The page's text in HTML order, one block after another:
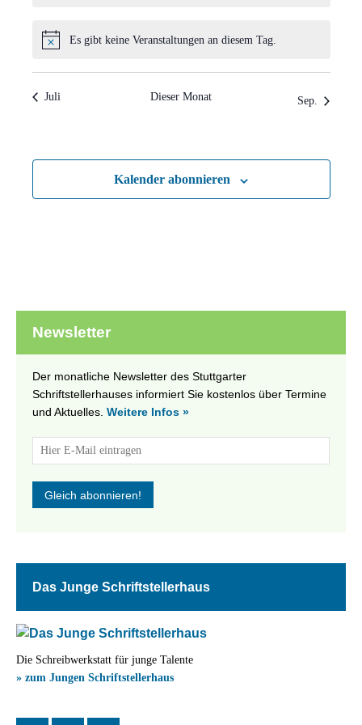
Hinweis
Es gibt keine Veranstaltungen an diesem Tag.
Juli Dieser Monat Sep.
Kalender abonnieren
Newsletter
Der monatliche Newsletter des Stuttgarter
Schriftstellerhauses informiert Sie kostenlos über Termine
und Aktuelles. Weitere Infos »
Das Junge Schriftstellerhaus
Die Schreibwerkstatt für junge Talente
» zum Jungen Schriftstellerhaus